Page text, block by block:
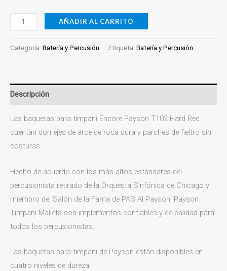
AÑADIR AL CARRITO
Categoría: Batería y Percusión Etiqueta: Batería y Percusión
Descripción
Las baquetas para timpani Encore Payson T102 Hard Red
cuentan con ejes de arce de roca dura y parches de fieltro sin
costuras.
Hecho de acuerdo con los más altos estándares del
percusionista retirado de la Orquesta Sinfónica de Chicago y
miembro del Salón de la Fama de PAS Al Payson, Payson
Timpani Mallets son implementos confiables y de calidad para
todos los percusionistas.
Las baquetas para timpani de Payson están disponibles en
cuatro niveles de dureza.